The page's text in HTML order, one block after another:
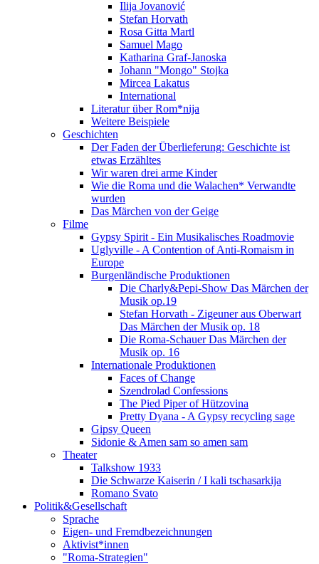
Ilija Jovanović
Stefan Horvath
Rosa Gitta Martl
Samuel Mago
Katharina Graf-Janoska
Johann "Mongo" Stojka
Mircea Lakatus
International
Literatur über Rom*nija
Weitere Beispiele
Geschichten
Der Faden der Überlieferung: Geschichte ist
etwas Erzähltes
Wir waren drei arme Kinder
Wie die Roma und die Walachen* Verwandte
wurden
Das Märchen von der Geige
Filme
Gypsy Spirit - Ein Musikalisches Roadmovie
Uglyville - A Contention of Anti-Romaism in
Europe
Burgenländische Produktionen
Die Charly&Pepi-Show Das Märchen der
Musik op.19
Stefan Horvath - Zigeuner aus Oberwart
Das Märchen der Musik op. 18
Die Roma-Schauer Das Märchen der
Musik op. 16
Internationale Produktionen
Faces of Change
Szendrolad Confessions
The Pied Piper of Hützovina
Pretty Dyana - A Gypsy recycling sage
Gipsy Queen
Sidonie & Amen sam so amen sam
Theater
Talkshow 1933
Die Schwarze Kaiserin / I kali tschasarkija
Romano Svato
Politik&Gesellschaft
Sprache
Eigen- und Fremdbezeichnungen
Aktivist*innen
"Roma-Strategien"